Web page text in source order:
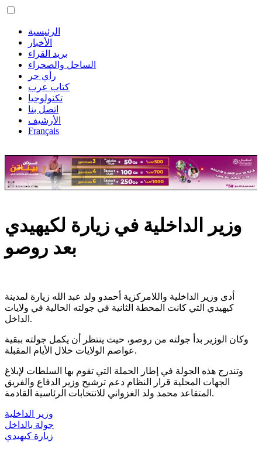
الرئيسية
الأخبار
بريد القراء
الساحل والصحراء
رأي حر
كتاب عرب
تكنولوجيا
اتصل بنا
الأرشيف
Français
وزير الداخلية في زيارة لكيهيدي
بعد روصو
أدى وزير الداخلية واللامركزية أحمدو ولد عبد الله زيارة لمدينة
كيهيدي التي كانت المحطة الثانية في جولته الحالية في ولايات
الداخل.
وكان الوزير بدأ جولته من روصو، حيث ينتظر أن يكمل جولته ببقية
عواصم الولايات خلال الأيام المقبلة.
وتندرج هذه الجولة في إطار الحملة التي تقوم بها السلطات لإبلاغ
الجهات المحلية قرار النظام دعم ترشيح وزير الدفاع والفريق
المتقاعد محمد ولد الغزواني للانتخابات الرئاسية القادمة.
وزير الداخلية
جولة بالداخل
زيارة كيهيدي